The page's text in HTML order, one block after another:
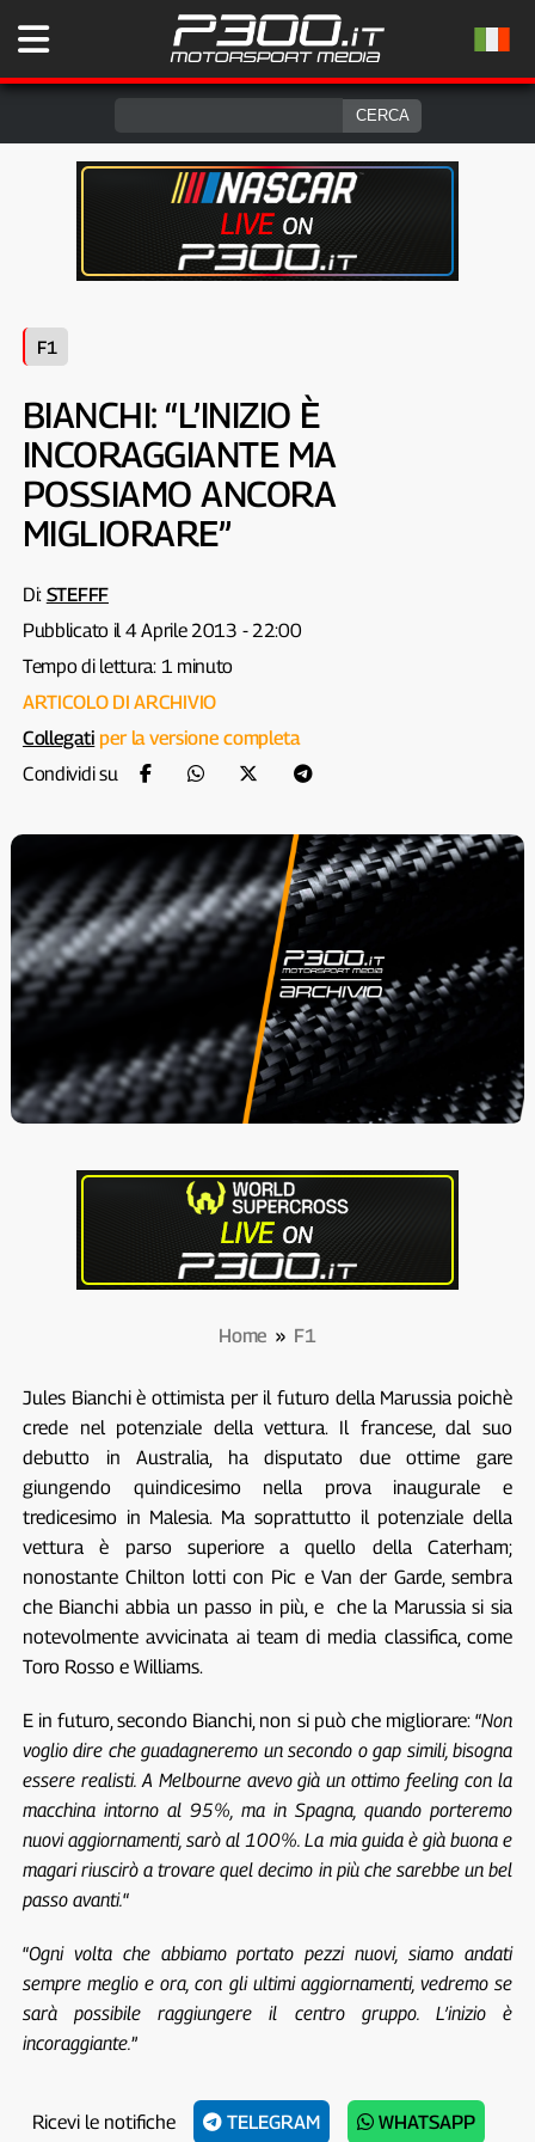
F1
BIANCHI: “L’INIZIO È
INCORAGGIANTE MA
POSSIAMO ANCORA
MIGLIORARE”
Di: STEFFF
Pubblicato il 4 Aprile 2013 - 22:00
Tempo di lettura: 1 minuto
ARTICOLO DI ARCHIVIO
Collegati per la versione completa
Condividi su
Home » F1
Jules Bianchi è ottimista per il futuro della Marussia poichè
crede nel potenziale della vettura. Il francese, dal suo
debutto in Australia, ha disputato due ottime gare
giungendo quindicesimo nella prova inaugurale e
tredicesimo in Malesia. Ma soprattutto il potenziale della
vettura è parso superiore a quello della Caterham;
nonostante Chilton lotti con Pic e Van der Garde, sembra
che Bianchi abbia un passo in più, e che la Marussia si sia
notevolmente avvicinata ai team di media classifica, come
Toro Rosso e Williams.
E in futuro, secondo Bianchi, non si può che migliorare: “Non
voglio dire che guadagneremo un secondo o gap simili, bisogna
essere realisti. A Melbourne avevo già un ottimo feeling con la
macchina intorno al 95%, ma in Spagna, quando porteremo
nuovi aggiornamenti, sarò al 100%. La mia guida è già buona e
magari riuscirò a trovare quel decimo in più che sarebbe un bel
passo avanti.“
“Ogni volta che abbiamo portato pezzi nuovi, siamo andati
sempre meglio e ora, con gli ultimi aggiornamenti, vedremo se
sarà possibile raggiungere il centro gruppo. L’inizio è
incoraggiante.”
Ricevi le notifiche TELEGRAM WHATSAPP